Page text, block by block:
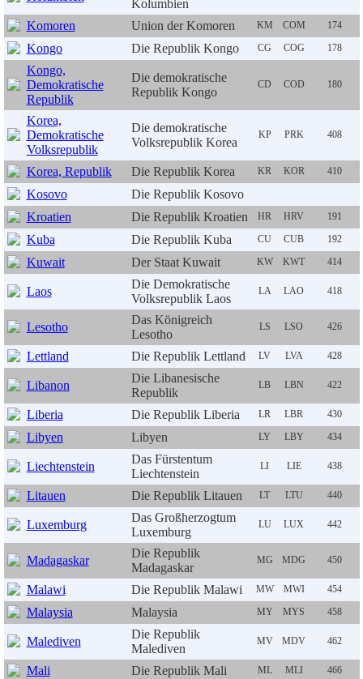
Kolumbien
Komoren Union der Komoren KM COM 174
Kongo Die Republik Kongo CG COG 178
Kongo,
Demokratische
Republik
Die demokratische
Republik Kongo
CD COD 180
Korea,
Demokratische
Volksrepublik
Die demokratische
Volksrepublik Korea
KP PRK 408
Korea, Republik Die Republik Korea KR KOR 410
Kosovo
Die Republik Kosovo
Kroatien
Die Republik Kroatien HR HRV 191
Kuba Die Republik Kuba CU CUB 192
Kuwait Der Staat Kuwait KW KWT 414
Laos
Die Demokratische
Volksrepublik Laos
LA LAO 418
Lesotho
Das Königreich
Lesotho
LS LSO 426
Lettland Die Republik Lettland LV LVA 428
Libanon
Die Libanesische
Republik
LB LBN 422
Liberia Die Republik Liberia LR LBR 430
Libyen Libyen LY LBY 434
Liechtenstein
Das Fürstentum
Liechtenstein
LI LIE 438
Litauen Die Republik Litauen LT LTU 440
Luxemburg
Das Großherzogtum
Luxemburg
LU LUX 442
Madagaskar
Die Republik
Madagaskar
MG MDG 450
Malawi Die Republik Malawi MW MWI 454
Malaysia Malaysia MY MYS 458
Malediven
Die Republik
Malediven
MV MDV 462
Mali Die Republik Mali ML MLI 466